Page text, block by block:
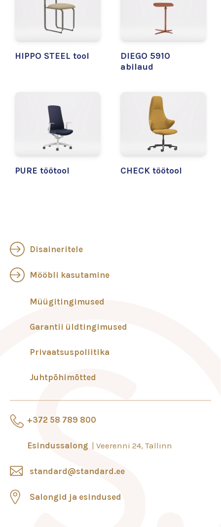
HIPPO STEEL tool
DIEGO 5910
abilaud
PURE töötool CHECK töötool
+372 58 789 800
Esindussalong Veerenni 24, Tallinn
standard@standard.ee
Salongid ja esindused
Disaineritele
Mööbli kasutamine
Müügitingimused
Garantii üldtingimused
Privaatsuspoliitika
Juhtpõhimõtted